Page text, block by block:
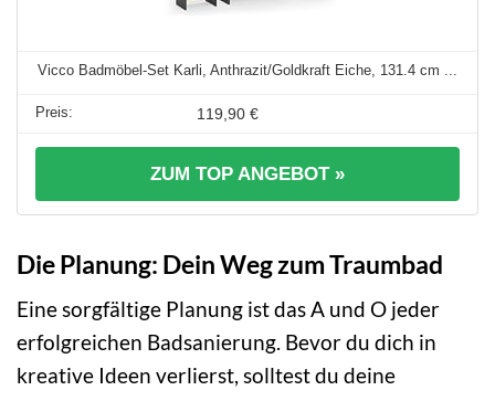
Vicco Badmöbel-Set Karli, Anthrazit/Goldkraft Eiche, 131.4 cm ...
119,90 €
ZUM TOP ANGEBOT »
Die Planung: Dein Weg zum Traumbad
Eine sorgfältige Planung ist das A und O jeder
erfolgreichen Badsanierung. Bevor du dich in
kreative Ideen verlierst, solltest du deine